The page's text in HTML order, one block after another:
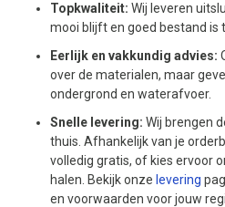
Topkwaliteit: Wij leveren
mooi blijft en goed bestand is
Eerlijk en vakkundig advies:
over de materialen, maar
ondergrond en waterafvoer.
Snelle levering: Wij brengen
thuis. Afhankelijk van je
volledig gratis, of kies ervoor
halen. Bekijk onze levering
en voorwaarden voor jouw